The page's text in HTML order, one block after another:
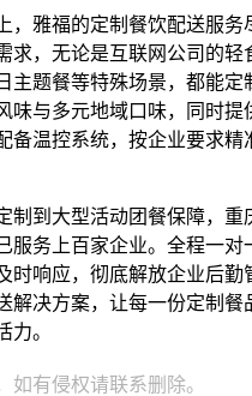
，雅福的定制餐饮配送服
求，无论是互联网公司的轻
主题餐等特殊场景，都能定
味与多元地域口味，同时
备温控系统，按企业要求
制到大型活动团餐保障，
服务上百家企业。全程一
时响应，彻底解放企业后
解决方案，让每一份定制餐
力。
如有侵权请联系删除。